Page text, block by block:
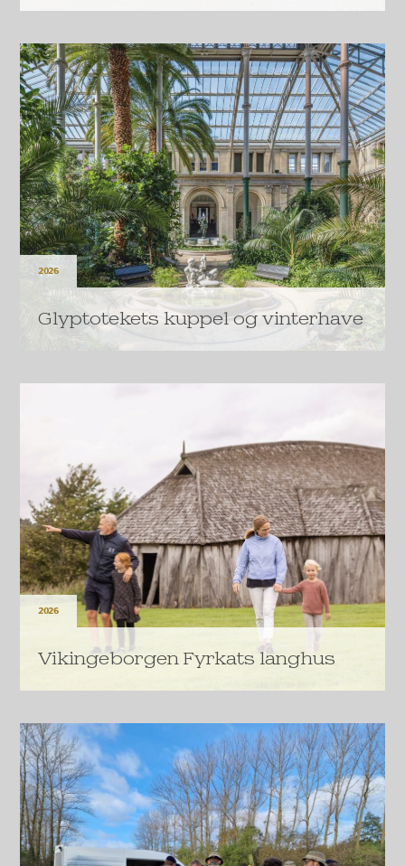
millioner kroner fra A.P. Møller Fonden.
LÆS MERE
2026
Glyptotekets kuppel og vinterhave
kroner fra A.P. Møller Fonden til at bevare og
2026
Vikingeborgen Fyrkats langhus
fremtidssikres.
LÆS MERE